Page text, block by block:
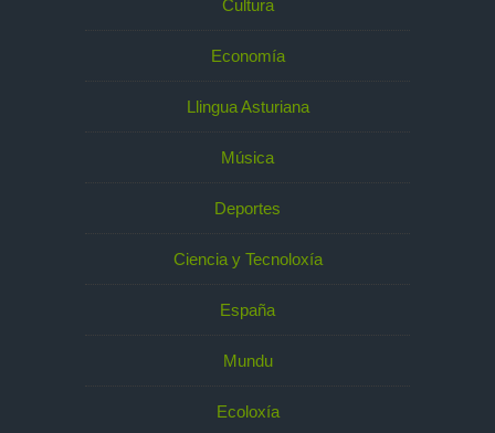
Cultura
Economía
Llingua Asturiana
Música
Deportes
Ciencia y Tecnoloxía
España
Mundu
Ecoloxía